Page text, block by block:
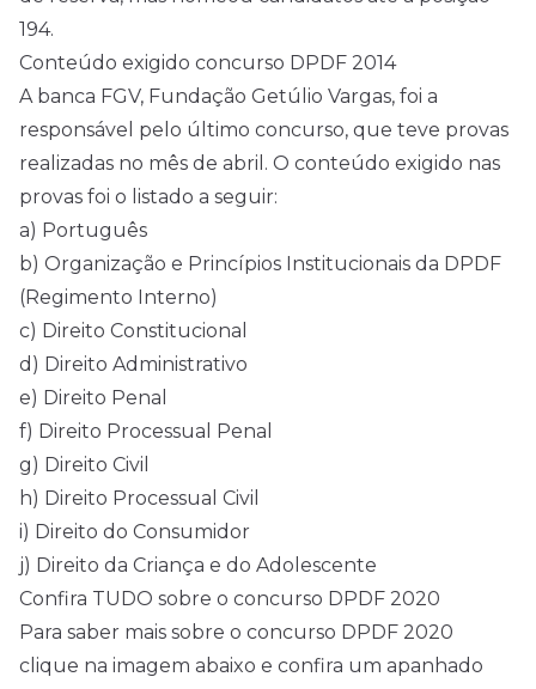
194.
Conteúdo exigido concurso DPDF 2014
A banca FGV, Fundação Getúlio Vargas, foi a
responsável pelo último concurso, que teve provas
realizadas no mês de abril. O conteúdo exigido nas
provas foi o listado a seguir:
a) Português
b) Organização e Princípios Institucionais da DPDF
(Regimento Interno)
c) Direito Constitucional
d) Direito Administrativo
e) Direito Penal
f) Direito Processual Penal
g) Direito Civil
h) Direito Processual Civil
i) Direito do Consumidor
j) Direito da Criança e do Adolescente
Confira TUDO sobre o concurso DPDF 2020
Para saber mais sobre o concurso DPDF 2020
clique na imagem abaixo e confira um apanhado